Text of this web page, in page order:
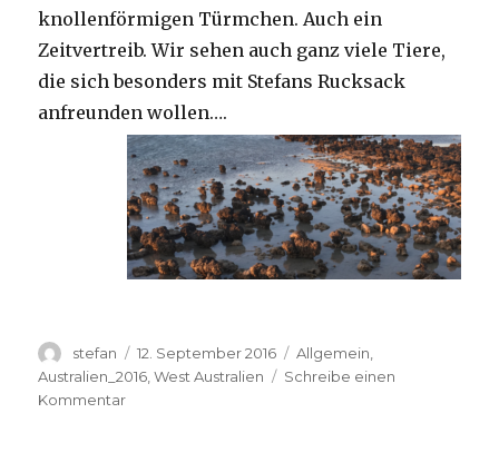
knollenförmigen Türmchen. Auch ein
Zeitvertreib. Wir sehen auch ganz viele Tiere,
die sich besonders mit Stefans Rucksack
anfreunden wollen….
Autor
stefan
Veröffentlicht
am
12. September 2016 Kategorien
Allgemein
Australien_2016 ,West Australien
Schreibe einen
Kommentarzu